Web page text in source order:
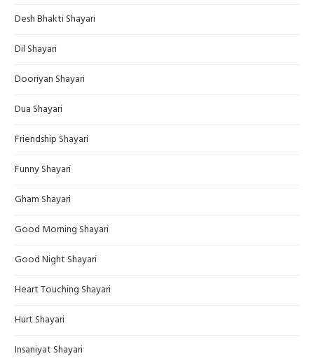
Desh Bhakti Shayari
Dil Shayari
Dooriyan Shayari
Dua Shayari
Friendship Shayari
Funny Shayari
Gham Shayari
Good Morning Shayari
Good Night Shayari
Heart Touching Shayari
Hurt Shayari
Insaniyat Shayari